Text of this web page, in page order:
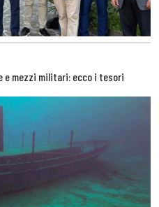
e mezzi militari: ecco i tesori